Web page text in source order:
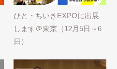
ひと・ちいきEXPOに出展
します＠東京（12月5日～6
日）